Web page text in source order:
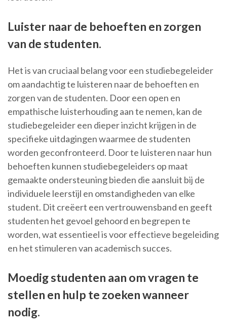
Luister naar de behoeften en zorgen
van de studenten.
Het is van cruciaal belang voor een studiebegeleider
om aandachtig te luisteren naar de behoeften en
zorgen van de studenten. Door een open en
empathische luisterhouding aan te nemen, kan de
studiebegeleider een dieper inzicht krijgen in de
specifieke uitdagingen waarmee de studenten
worden geconfronteerd. Door te luisteren naar hun
behoeften kunnen studiebegeleiders op maat
gemaakte ondersteuning bieden die aansluit bij de
individuele leerstijl en omstandigheden van elke
student. Dit creëert een vertrouwensband en geeft
studenten het gevoel gehoord en begrepen te
worden, wat essentieel is voor effectieve begeleiding
en het stimuleren van academisch succes.
Moedig studenten aan om vragen te
stellen en hulp te zoeken wanneer
nodig.